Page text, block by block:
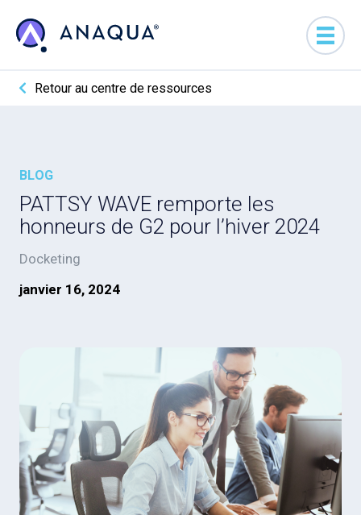
Retour au centre de ressources
BLOG
PATTSY WAVE remporte les
honneurs de G2 pour l’hiver 2024
Docketing
janvier 16, 2024